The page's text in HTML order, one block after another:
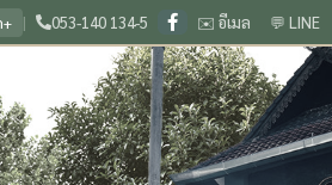
🏛️ ยินดีต้อนรับสู่เว็บไซต์ สำนักงานเทศบาลตำบลหนอง
+ | 053-140 134-5 ✉️ อีเมล 💬 LINE